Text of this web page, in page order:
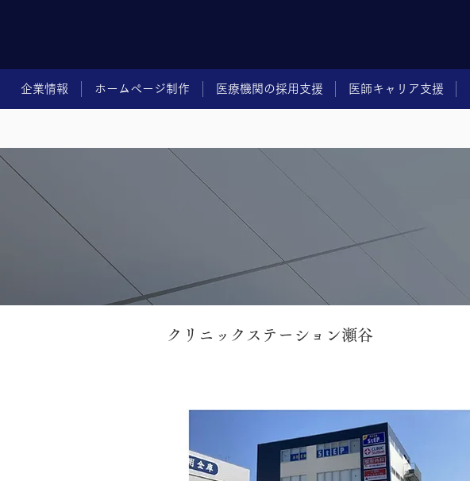
企業情報 ホームページ制作 医療機関の採用支援 医師キャリア支援
クリニックステーション瀬谷